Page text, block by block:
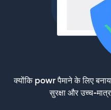
क्योंकि powr पैमाने के लिए
सुरक्षा और उच्च-